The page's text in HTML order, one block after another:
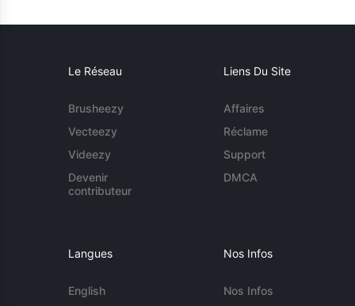
Le Réseau
Brusheezy
Vecteezy
Videezy
Devenir
contributeur
Liens Du Site
Affaires
Réclame
Support
DMCA
Langues
English
Nos Infos
Nos Infos